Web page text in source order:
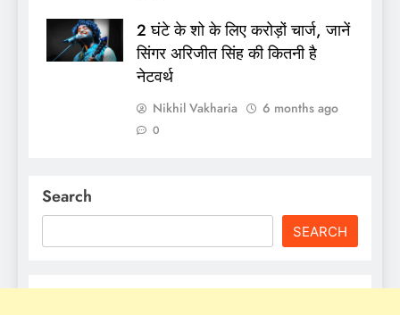
2 घंटे के शो के लिए करोड़ों चार्ज, जानें
सिंगर अरिजीत सिंह की कितनी है
नेटवर्थ
Nikhil Vakharia 6 months ago
0
Search
SEARCH